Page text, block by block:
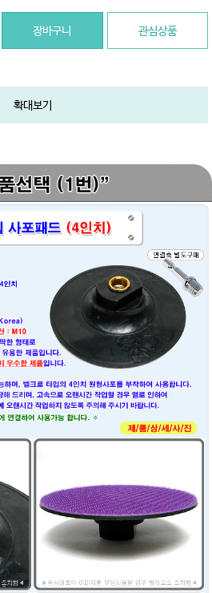
장바구니 관심상품
확대보기